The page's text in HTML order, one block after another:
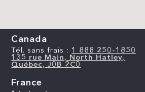
Canada
Tél. sans frais : 1 888 250-1850
135 rue Main, North Hatley,
Québec, J0B 2C0
France